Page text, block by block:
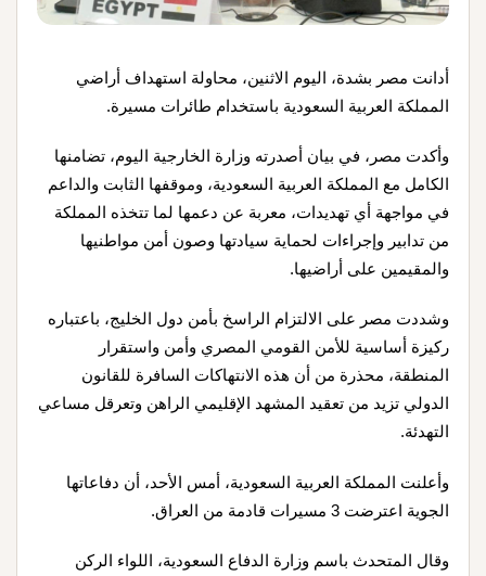
أدانت مصر بشدة، اليوم الاثنين، محاولة استهداف أراضي
المملكة العربية السعودية باستخدام طائرات مسيرة.
وأكدت مصر، في بيان أصدرته وزارة الخارجية اليوم، تضامنها
الكامل مع المملكة العربية السعودية، وموقفها الثابت والداعم
في مواجهة أي تهديدات، معربة عن دعمها لما تتخذه المملكة
من تدابير وإجراءات لحماية سيادتها وصون أمن مواطنيها
والمقيمين على أراضيها.
وشددت مصر على الالتزام الراسخ بأمن دول الخليج، باعتباره
ركيزة أساسية للأمن القومي المصري وأمن واستقرار
المنطقة، محذرة من أن هذه الانتهاكات السافرة للقانون
الدولي تزيد من تعقيد المشهد الإقليمي الراهن وتعرقل مساعي
التهدئة.
وأعلنت المملكة العربية السعودية، أمس الأحد، أن دفاعاتها
الجوية اعترضت 3 مسيرات قادمة من العراق.
وقال المتحدث باسم وزارة الدفاع السعودية، اللواء الركن